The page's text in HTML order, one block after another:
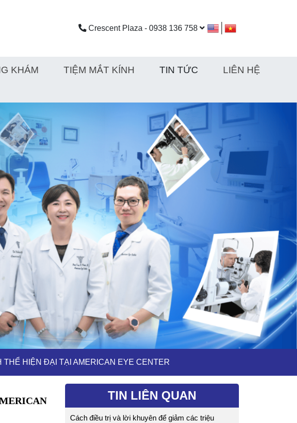
Crescent Plaza - 0938 136 758
KHÁM TIỆM MẮT KÍNH TIN TỨC
LIÊN HỆ
HIỆN ĐẠI TẠI AMERICAN EYE CENTER
TIN LIÊN QUAN
Cách điều trị và lời khuyên để giảm các triệu